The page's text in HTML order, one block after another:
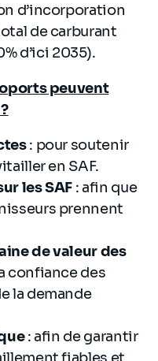
d’incorporation
de carburant
d’ici 2035).
peuvent
: pour soutenir
en SAF.
les SAF : afin que
prennent
de valeur des
confiance des
la demande
: afin de garantir